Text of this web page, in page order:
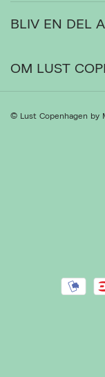
Levering
Ordrestatus
Gå til
Privatlivspolitik
BLIV EN DEL
OM LUST
Om os
© Lust Copenhagen by